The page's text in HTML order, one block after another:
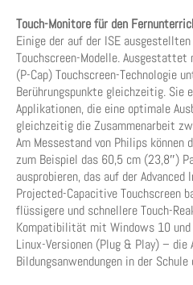
Touch-Monitore für den
Einige der auf der ISE
Touchscreen-Modelle.
(P-Cap) Touchscreen-Technologie
Berührungspunkte gleichzeitig.
Applikationen, die eine optimale
gleichzeitig die Zusammenarbeit
Am Messestand von Philips können
zum Beispiel das 60,5 cm (23,8″)
ausprobieren, das auf der Advanced
Projected-Capacitive Touchscreen
flüssigere und schnellere Touch-
Kompatibilität mit Windows 10 und
Linux-Versionen (Plug & Play) – die
Bildungsanwendungen in der